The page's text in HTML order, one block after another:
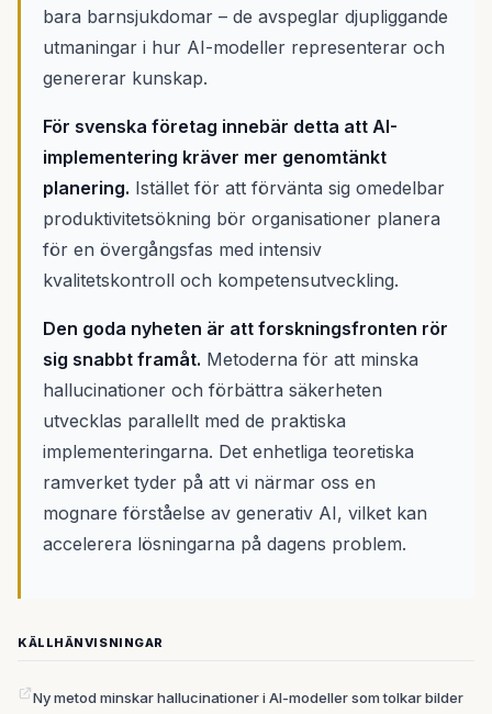
bara barnsjukdomar – de avspeglar djupliggande
utmaningar i hur AI-modeller representerar och
genererar kunskap.
För svenska företag innebär detta att AI-
implementering kräver mer genomtänkt
planering. Istället för att förvänta sig omedelbar
produktivitetsökning bör organisationer planera
för en övergångsfas med intensiv
kvalitetskontroll och kompetensutveckling.
Den goda nyheten är att forskningsfronten rör
sig snabbt framåt. Metoderna för att minska
hallucinationer och förbättra säkerheten
utvecklas parallellt med de praktiska
implementeringarna. Det enhetliga teoretiska
ramverket tyder på att vi närmar oss en
mognare förståelse av generativ AI, vilket kan
accelerera lösningarna på dagens problem.
KÄLLHÄNVISNINGAR
Ny metod minskar hallucinationer i AI-modeller som tolkar bilder